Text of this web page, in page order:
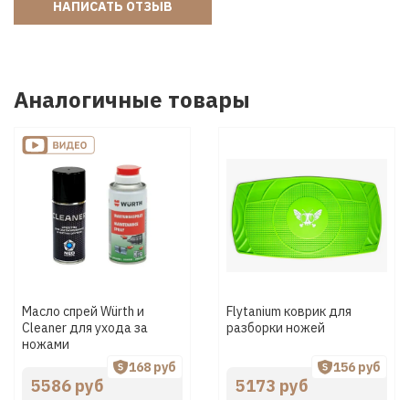
НАПИСАТЬ ОТЗЫВ
Аналогичные товары
Масло спрей Würth и
Cleaner для ухода за
ножами
5586 руб
168 руб
Flytanium коврик для
разборки ножей
5173 руб
156 руб